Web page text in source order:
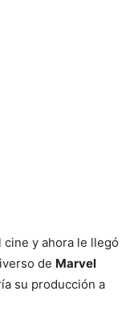
y ahora le llegó
de Marvel
su producción a